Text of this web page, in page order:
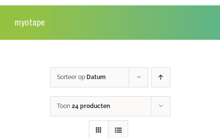
myotape
Sorteer op Datum
Toon 24 producten